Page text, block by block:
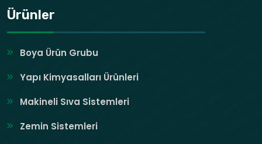
Ürünler
Boya Ürün Grubu
Yapı Kimyasalları Ürünleri
Makineli Sıva Sistemleri
Zemin Sistemleri